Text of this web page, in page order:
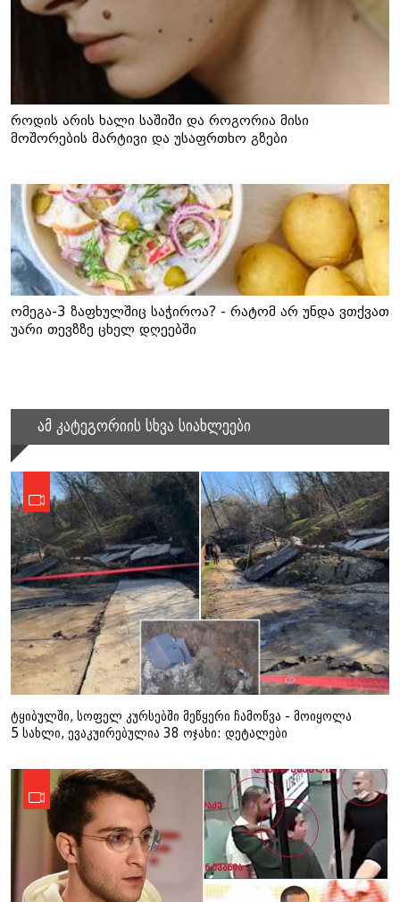
როდის არის ხალი საშიში და როგორია მისი
მოშორების მარტივი და უსაფრთხო გზები
ომეგა-3 ზაფხულშიც საჭიროა? - რატომ არ უნდა ვთქვათ
უარი თევზზე ცხელ დღეებში
ამ კატეგორიის სხვა სიახლეები
ტყიბულში, სოფელ კურსებში მეწყერი ჩამოწვა - მოიყოლა
5 სახლი, ევაკუირებულია 38 ოჯახი: დეტალები